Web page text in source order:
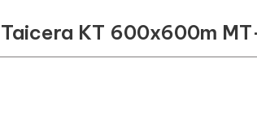
KT 600x600m